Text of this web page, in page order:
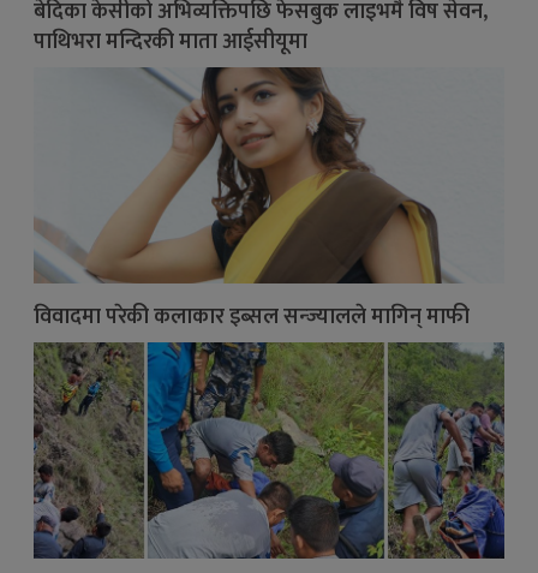
बेदिका केसीको अभिव्यक्तिपछि फेसबुक लाइभमै विष सेवन,
पाथिभरा मन्दिरकी माता आईसीयूमा
विवादमा परेकी कलाकार इब्सल सन्ज्यालले मागिन् माफी